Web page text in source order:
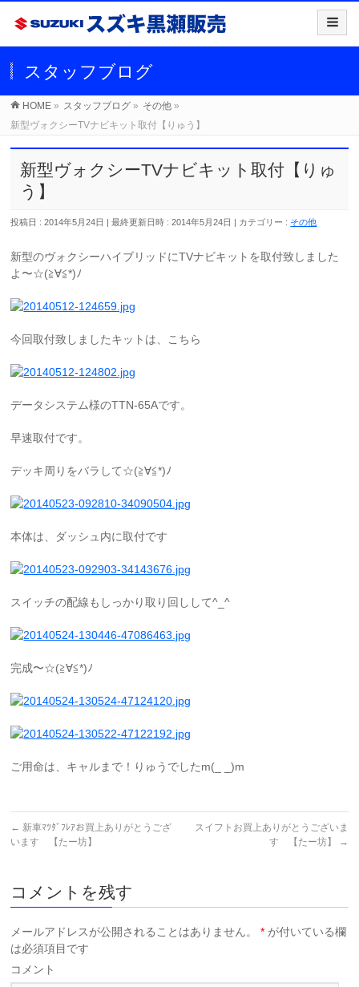
スタッフブログ
HOME » スタッフブログ » その他 »
新型ヴォクシーTVナビキット取付【りゅう】
新型ヴォクシーTVナビキット取付【りゅ
う】
投稿日 : 2014年5月24日 最終更新日時 : 2014年5月24日 カテゴリー : その他
新型のヴォクシーハイブリッドにTVナビキットを取付致しました
よ〜☆(≧∀≦*)ﾉ
今回取付致しましたキットは、こちら
データシステム様のTTN-65Aです。
早速取付です。
デッキ周りをバラして☆(≧∀≦*)ﾉ
本体は、ダッシュ内に取付です
スイッチの配線もしっかり取り回しして^_^
完成〜☆(≧∀≦*)ﾉ
ご用命は、キャルまで！りゅうでしたm(_ _)m
← 新車ﾏﾂﾀﾞﾌﾚｱお買上ありがとうござ
います 【たー坊】
スイフトお買上ありがとうございま
す 【たー坊】
→
コメントを残す
メールアドレスが公開されることはありません。 * が付いている欄
は必須項目です
コメント